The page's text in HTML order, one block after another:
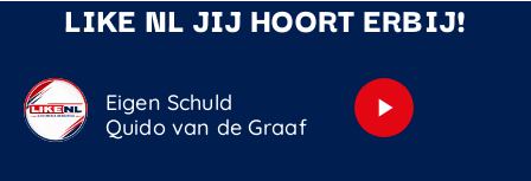
LIKE NL JIJ HOORT ERBIJ!
Eigen Schuld
Quido van de Graaf
play_arrow